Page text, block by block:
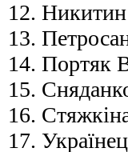
12.
13.
14. Портяк
15.
16.
17.